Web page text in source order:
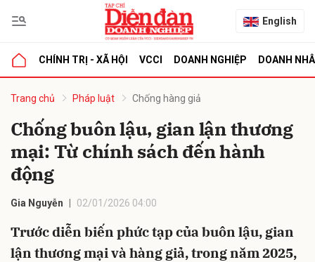
English
CHÍNH TRỊ - XÃ HỘI VCCI DOANH NGHIỆP DOANH
Trang chủ Pháp luật Chống hàng giả
Chống buôn lậu, gian lận thương
mại: Từ chính sách đến hành
động
Gia Nguyễn 02/01/2026 04:00
Trước diễn biến phức tạp của buôn lậu, gian
lận thương mại và hàng giả, trong năm 2025,
luận
Hủy